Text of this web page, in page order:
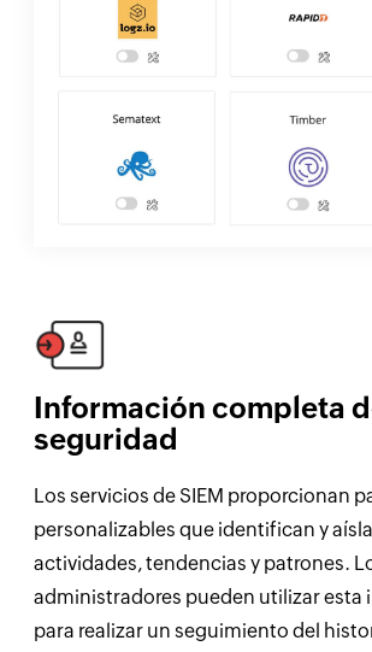
Información completa
seguridad
Los servicios de SIEM proporcionan
personalizables que identifican y
actividades, tendencias y patrones.
administradores pueden utilizar esta
para realizar un seguimiento del